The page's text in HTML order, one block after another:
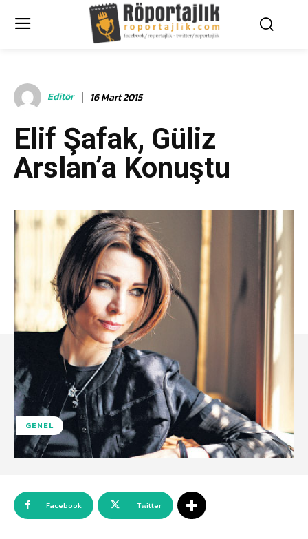
Editör 16 Mart 2015
Elif Şafak, Güliz
Arslan’a Konuştu
GENEL
Facebook Twitter